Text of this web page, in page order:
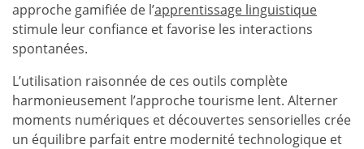
approche gamifiée de l’apprentissage linguistique
stimule leur confiance et favorise les interactions
spontanées.
L’utilisation raisonnée de ces outils complète
harmonieusement l’approche tourisme lent. Alterner
moments numériques et découvertes sensorielles crée
un équilibre parfait entre modernité technologique et